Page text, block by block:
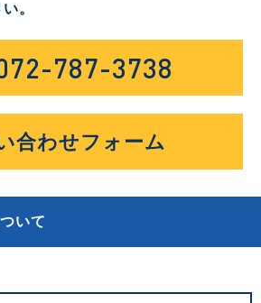
。
787-3738
合わせフォーム
いて